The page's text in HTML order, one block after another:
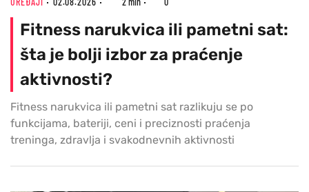
Fitness narukvica ili pametni sat:
šta je bolji izbor za praćenje
aktivnosti?
Fitness narukvica ili pametni sat razlikuju se po
funkcijama, bateriji, ceni i preciznosti praćenja
treninga, zdravlja i svakodnevnih aktivnosti